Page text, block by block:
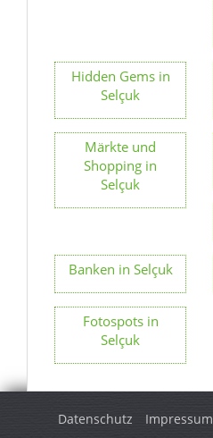
Hidden Gems in
Selçuk
Märkte und
Shopping in
Selçuk
Banken in Selçuk
Fotospots in
Selçuk
Datenschutz Impressum